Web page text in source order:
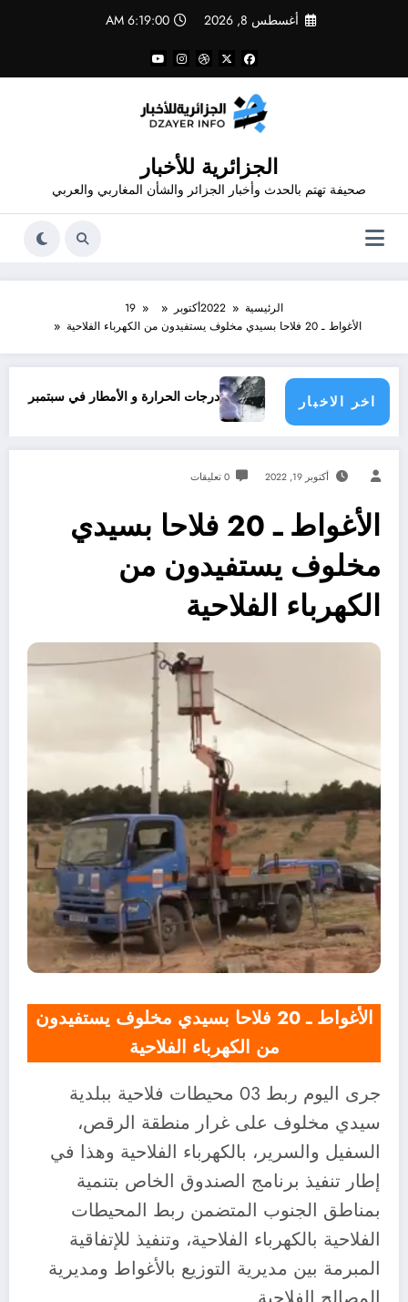
أغسطس 8, 2026 6:19:01 AM
الجزائرية للأخبار
صحيفة تهتم بالحدث وأخبار الجزائر والشأن المغاربي والعربي
الرئيسية 2022أكتوبر
19
الأغواط ـ 20 فلاحا بسيدي مخلوف يستفيدون من الكهرباء الفلاحية
اخر الاخبار درجات الحرارة و الأمطار في سبتمبر 2026 في الجزائر
أكتوبر 19, 2022 0 تعليقات
الأغواط ـ 20 فلاحا بسيدي
مخلوف يستفيدون من
الكهرباء الفلاحية
الأغواط ـ 20 فلاحا بسيدي مخلوف يستفيدون
من الكهرباء الفلاحية
جرى اليوم ربط 03 محيطات فلاحية ببلدية
سيدي مخلوف على غرار منطقة الرقص،
السفيل والسرير، بالكهرباء الفلاحية وهذا في
إطار تنفيذ برنامج الصندوق الخاص بتنمية
بمناطق الجنوب المتضمن ربط المحيطات
الفلاحية بالكهرباء الفلاحية، وتنفيذ للإتفاقية
المبرمة بين مديرية التوزيع بالأغواط ومديرية